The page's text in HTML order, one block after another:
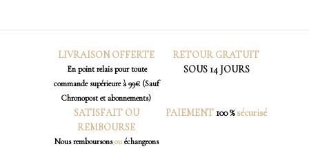
LIVRAISON OFFERTE
En point relais pour toute
commande supérieure à 99€ (Sauf
Chronopost et abonnements)
RETOURGRATUIT
SOUS 14 JOURS
SATISFAIT OU
REMBOURSE
Nous remboursonsouéchangeons
PAIEMENT100 %sécurisé